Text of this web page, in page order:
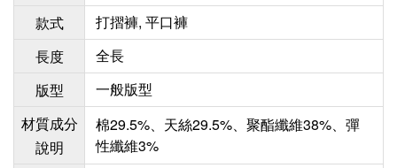
款式
打摺褲, 平口褲
長度
全長
版型
一般版型
材質成分
說明
棉29.5%、天絲29.5%、聚酯纖維38%、彈
性纖維3%